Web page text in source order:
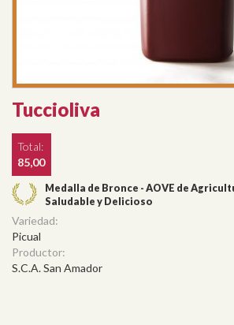
Tuccioliva
Total:
85,00
Medalla de Bronce - AOVE de
Saludable y Delicioso
Variedad:
Picual
Productor:
S.C.A. San Amador